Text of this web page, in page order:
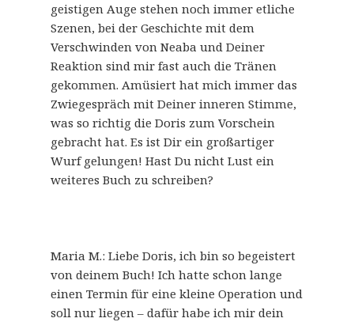
geistigen Auge stehen noch immer etliche
Szenen, bei der Geschichte mit dem
Verschwinden von Neaba und Deiner
Reaktion sind mir fast auch die Tränen
gekommen. Amüsiert hat mich immer das
Zwiegespräch mit Deiner inneren Stimme,
was so richtig die Doris zum Vorschein
gebracht hat. Es ist Dir ein großartiger
Wurf gelungen! Hast Du nicht Lust ein
weiteres Buch zu schreiben?
Maria M.: Liebe Doris, ich bin so begeistert
von deinem Buch! Ich hatte schon lange
einen Termin für eine kleine Operation und
soll nur liegen – dafür habe ich mir dein